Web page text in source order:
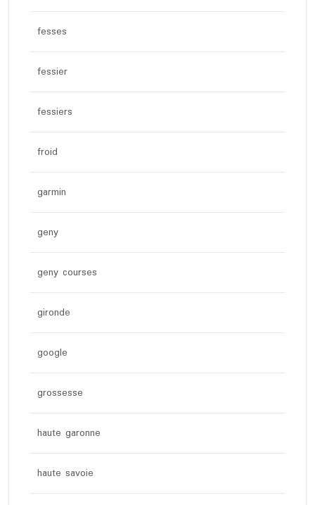
fesses
fessier
fessiers
froid
garmin
geny
geny courses
gironde
google
grossesse
haute garonne
haute savoie